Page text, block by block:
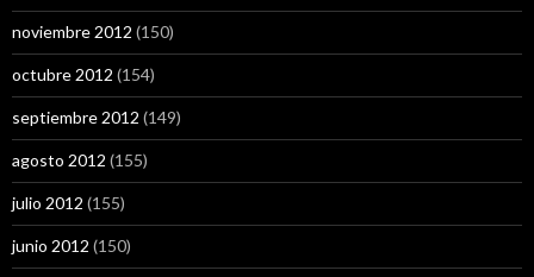
noviembre 2012 (150)
octubre 2012 (154)
septiembre 2012 (149)
agosto 2012 (155)
julio 2012 (155)
junio 2012 (150)